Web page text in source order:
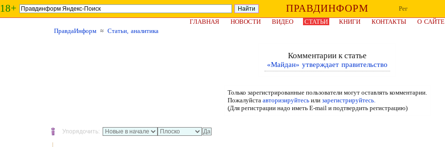
18+ ПРАВДИНФОРМ
Рег
ГЛАВНАЯ
НОВОСТИ ВИДЕО СТАТЬИ КНИГИ КОНТАКТЫ О САЙТЕ
ПравдаИнформ ≈ Статьи, аналитика
Комментарии к статье
«Майдан» утверждает правительство
Только зарегистрированные пользователи могут оставлять комментарии.
Пожалуйста авторизируйтесьили зарегистрируйтесь.
(Для регистрации надо иметь E-mail и подтвердить регистрацию)
Упорядочить: